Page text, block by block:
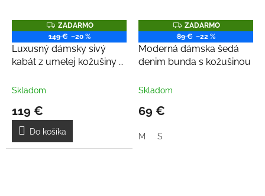
Z
A
D
A
R
M
ZADARMO
149 € –20 %
Luxusný dámsky sivý
kabát z umelej kožušiny s
Skladom
119 €
Do košíka
Z
A
D
A
R
M
ZADARMO
89 € –22 %
Moderná dámska šedá
denim bunda s kožušinou
Skladom
69 €
M S